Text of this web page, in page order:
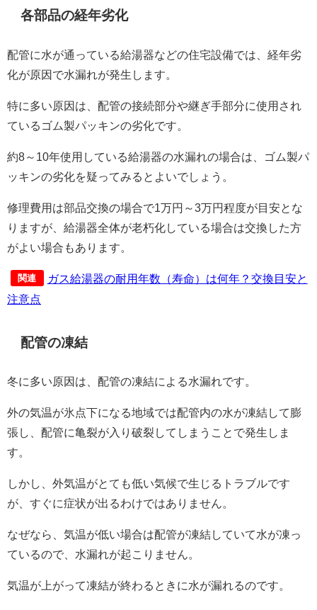
各部品の経年劣化
配管に水が通っている給湯器などの住宅設備では、経年劣
化が原因で水漏れが発生します。
特に多い原因は、配管の接続部分や継ぎ手部分に使用され
ているゴム製パッキンの劣化です。
約8～10年使用している給湯器の水漏れの場合は、ゴム製パ
ッキンの劣化を疑ってみるとよいでしょう。
修理費用は部品交換の場合で1万円～3万円程度が目安とな
りますが、給湯器全体が老朽化している場合は交換した方
がよい場合もあります。
関連
ガス給湯器の耐用年数（寿命）は何年？交換目安と
注意点
配管の凍結
冬に多い原因は、配管の凍結による水漏れです。
外の気温が氷点下になる地域では配管内の水が凍結して膨
張し、配管に亀裂が入り破裂してしまうことで発生しま
す。
しかし、外気温がとても低い気候で生じるトラブルです
が、すぐに症状が出るわけではありません。
なぜなら、気温が低い場合は配管が凍結していて水が凍っ
ているので、水漏れが起こりません。
気温が上がって凍結が終わるときに水が漏れるのです。